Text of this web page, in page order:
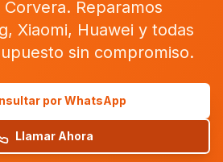
Reparamos
Xiaomi, Huawei y todas
sin compromiso.
por WhatsApp
Llamar Ahora